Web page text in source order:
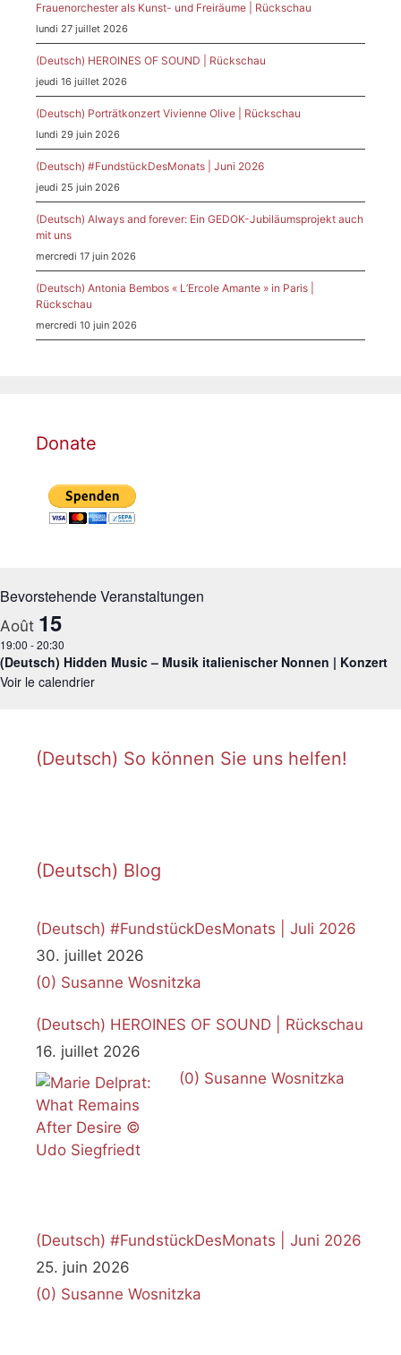
Frauenorchester als Kunst- und Freiräume | Rückschau
lundi 27 juillet 2026
(Deutsch) HEROINES OF SOUND | Rückschau
jeudi 16 juillet 2026
(Deutsch) Porträtkonzert Vivienne Olive | Rückschau
lundi 29 juin 2026
(Deutsch) #FundstückDesMonats | Juni 2026
jeudi 25 juin 2026
(Deutsch) Always and forever: Ein GEDOK-Jubiläumsprojekt auch
mit uns
mercredi 17 juin 2026
(Deutsch) Antonia Bembos « L’Ercole Amante » in Paris |
Rückschau
mercredi 10 juin 2026
Donate
Bevorstehende Veranstaltungen
Août 15
19:00 -20:30
(Deutsch) Hidden Music – Musik italienischer Nonnen | Konzert
Voir le calendrier
(Deutsch) So können Sie uns helfen!
(Deutsch) Blog
(Deutsch) #FundstückDesMonats | Juli 2026
30. juillet 2026
(0) Susanne Wosnitzka
(Deutsch) HEROINES OF SOUND | Rückschau
16. juillet 2026
(0) Susanne Wosnitzka
(Deutsch) #FundstückDesMonats | Juni 2026
25. juin 2026
(0) Susanne Wosnitzka